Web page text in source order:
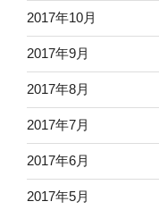
2017年10月
2017年9月
2017年8月
2017年7月
2017年6月
2017年5月